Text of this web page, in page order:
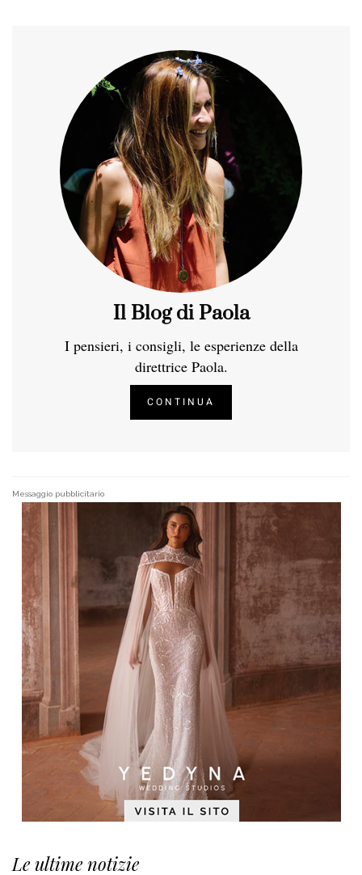
Il Blog di Paola
I pensieri, i consigli, le esperienze della
direttrice Paola.
CONTINUA
Messaggio pubblicitario
Le ultime notizie